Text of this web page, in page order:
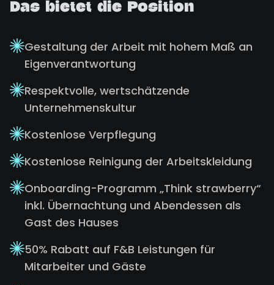
Das bietet die Position
Gestaltung der Arbeit mit hohem Maß an
Eigenverantwortung
Respektvolle, wertschätzende
Unternehmenskultur
Kostenlose Verpflegung
Kostenlose Reinigung der Arbeitskleidung
Onboarding-Programm „Think strawberry“
inkl. Übernachtung und Abendessen als
Gast des Hauses
50% Rabatt auf F&B Leistungen für
Mitarbeiter und Gäste